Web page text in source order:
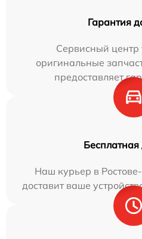
Гарантия
Сервисный центр
оригинальные
предоставляет
Бесплатная
Наш курьер в
доставит ваше